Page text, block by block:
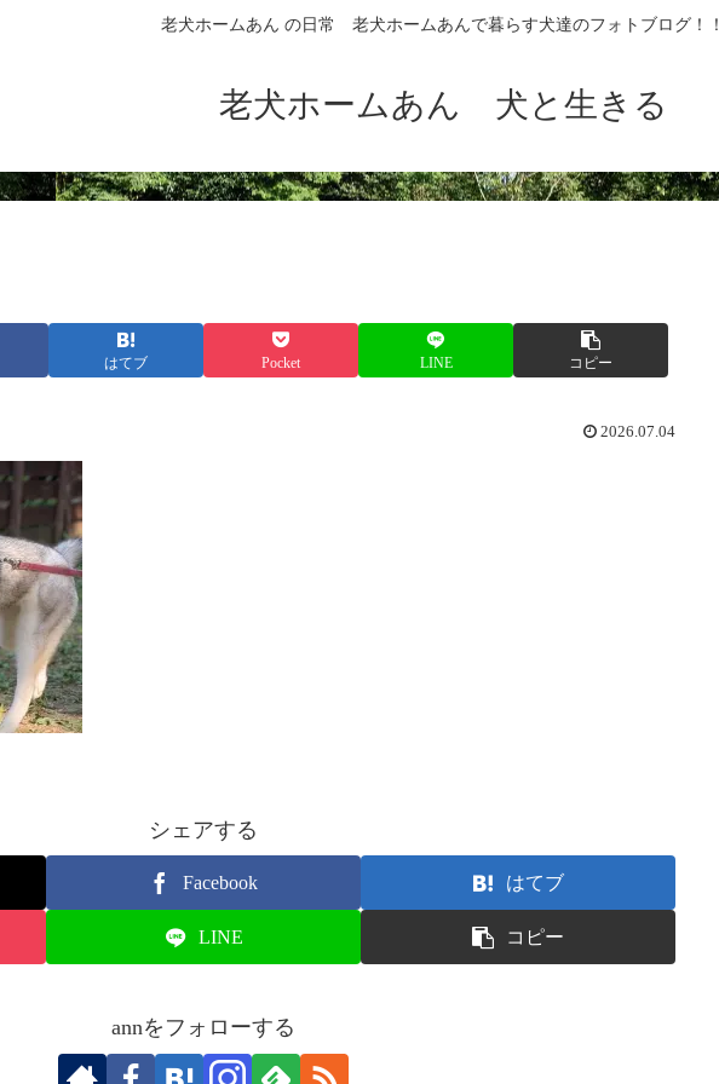
老犬ホームあん の日常 老犬ホームあんで暮らす犬達のフォトブログ！！
老犬ホームあん 犬と生きる
はてブ Pocket LINE コピー
2026.07.04
シェアする
Facebook はてブ
LINE コピー
annをフォローする